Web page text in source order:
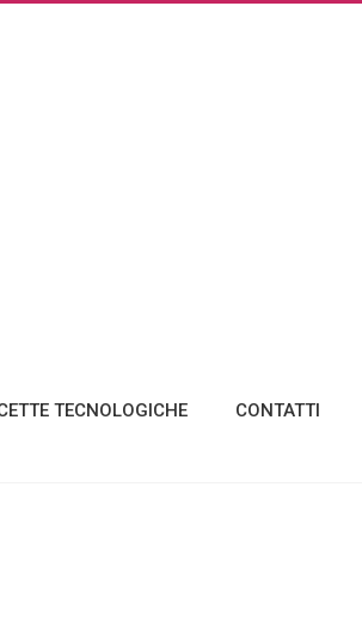
TECNOLOGICHE CONTATTI